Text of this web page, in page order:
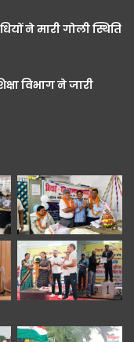
ने मारी गोली स्थिति
विभाग ने जारी